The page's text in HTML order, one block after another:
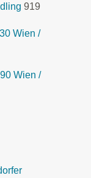
919
Wien /
Wien /